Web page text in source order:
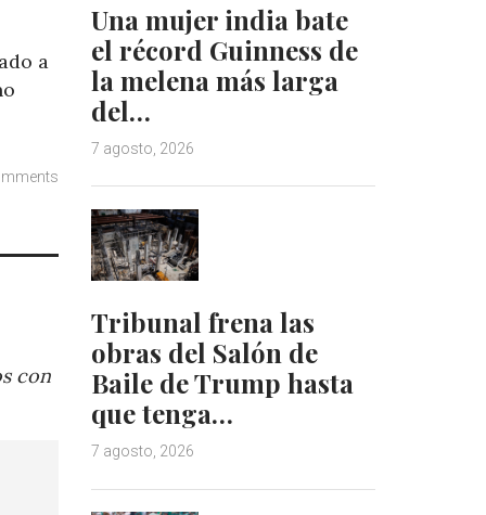
a
con
Una mujer india bate
el récord Guinness de
la melena más larga
del…
7 agosto, 2026
Tribunal frena las
obras del Salón de
Baile de Trump hasta
que tenga…
7 agosto, 2026